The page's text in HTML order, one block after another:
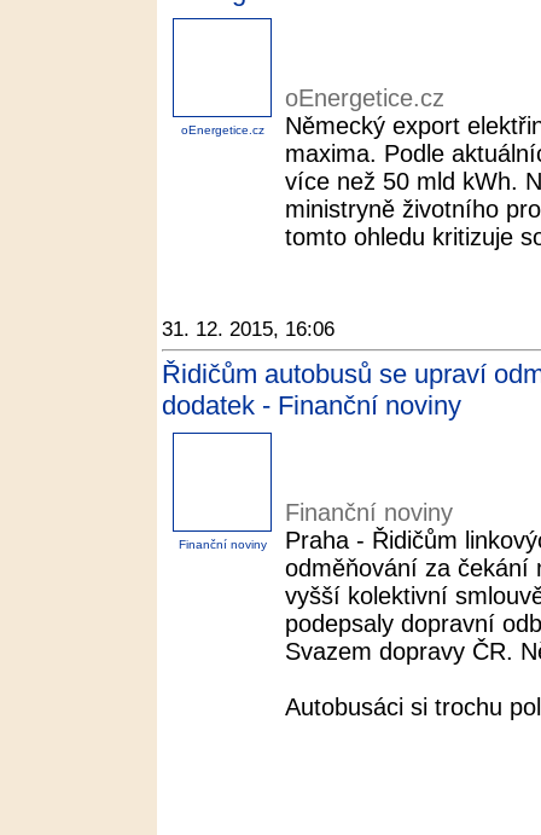
oEnergetice.cz
oEnergetice.cz
Německý export
maxima. Podle
více než 50 mld kWh.
ministryně životního
tomto ohledu kritizuje
31. 12. 2015, 16:06
Řidičům autobusů se upraví
dodatek - Finanční noviny
Finanční noviny
Finanční noviny
Praha - Řidičům
odměňování za čekání
vyšší kolektivní
podepsaly dopravní
Svazem dopravy ČR.
Autobusáci si trochu